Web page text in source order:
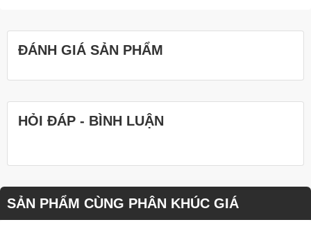
ĐÁNH GIÁ SẢN PHẨM
HỎI ĐÁP - BÌNH LUẬN
SẢN PHẨM CÙNG PHÂN KHÚC GIÁ